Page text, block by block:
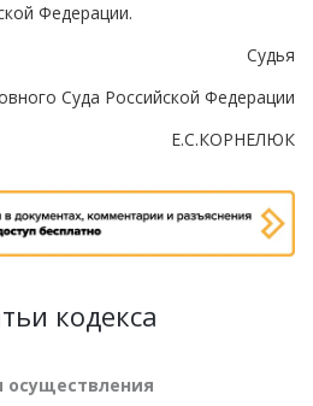
Федерации.
Судья
Суда Российской Федерации
Е.С.КОРНЕЛЮК
кодекса
осуществления